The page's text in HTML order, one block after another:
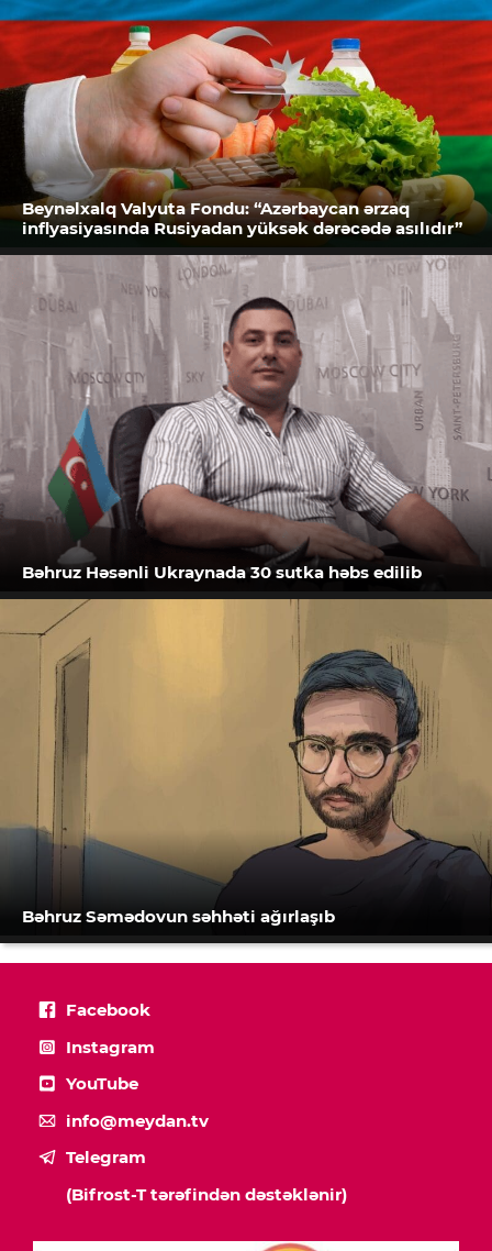
Beynəlxalq Valyuta Fondu: “Azərbaycan ərzaq
inflyasiyasında Rusiyadan yüksək dərəcədə asılıdır”
Bəhruz Həsənli Ukraynada 30 sutka həbs edilib
Bəhruz Səmədovun səhhəti ağırlaşıb
Facebook
Instagram
YouTube
info@meydan.tv
Telegram
(Bifrost-T tərəfindən dəstəklənir)